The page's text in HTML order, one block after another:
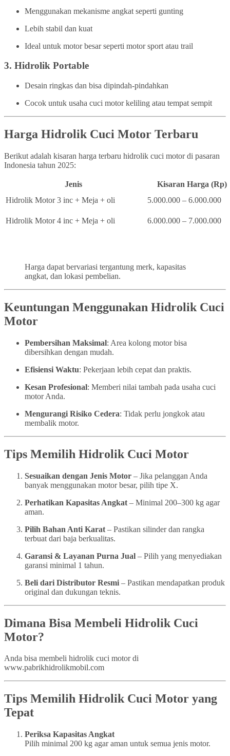
Menggunakan mekanisme angkat seperti gunting
Lebih stabil dan kuat
Ideal untuk motor besar seperti motor sport atau trail
3. Hidrolik Portable
Desain ringkas dan bisa dipindah-pindahkan
Cocok untuk usaha cuci motor keliling atau tempat sempit
Harga Hidrolik Cuci Motor Terbaru
Berikut adalah kisaran harga terbaru hidrolik cuci motor di pasaran
Indonesia tahun 2025:
Jenis
Kisaran Harga (Rp)
Hidrolik Motor 3 inc + Meja + oli
5.000.000 – 6.000.000
Hidrolik Motor 4 inc + Meja + oli 6.000.000 – 7.000.000
Harga dapat bervariasi tergantung merk, kapasitas
angkat, dan lokasi pembelian.
Keuntungan Menggunakan Hidrolik Cuci
Motor
Pembersihan Maksimal: Area kolong motor bisa
dibersihkan dengan mudah.
Efisiensi Waktu: Pekerjaan lebih cepat dan praktis.
Kesan Profesional: Memberi nilai tambah pada usaha cuci
motor Anda.
Mengurangi Risiko Cedera: Tidak perlu jongkok atau
membalik motor.
Tips Memilih Hidrolik Cuci Motor
Sesuaikan dengan Jenis Motor – Jika pelanggan Anda
banyak menggunakan motor besar, pilih tipe X.
Perhatikan Kapasitas Angkat – Minimal 200–300 kg agar
aman.
Pilih Bahan Anti Karat – Pastikan silinder dan rangka
terbuat dari baja berkualitas.
Garansi & Layanan Purna Jual – Pilih yang menyediakan
garansi minimal 1 tahun.
Beli dari Distributor Resmi – Pastikan mendapatkan produk
original dan dukungan teknis.
Dimana Bisa Membeli Hidrolik Cuci
Motor?
Anda bisa membeli hidrolik cuci motor di
www.pabrikhidrolikmobil.com
Tips Memilih Hidrolik Cuci Motor yang
Tepat
Periksa Kapasitas Angkat
Pilih minimal 200 kg agar aman untuk semua jenis motor.